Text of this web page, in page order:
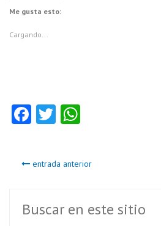
Me gusta esto:
Cargando...
Fa
o
k
T
er A
p
entrada anterior
Buscar en este sitio